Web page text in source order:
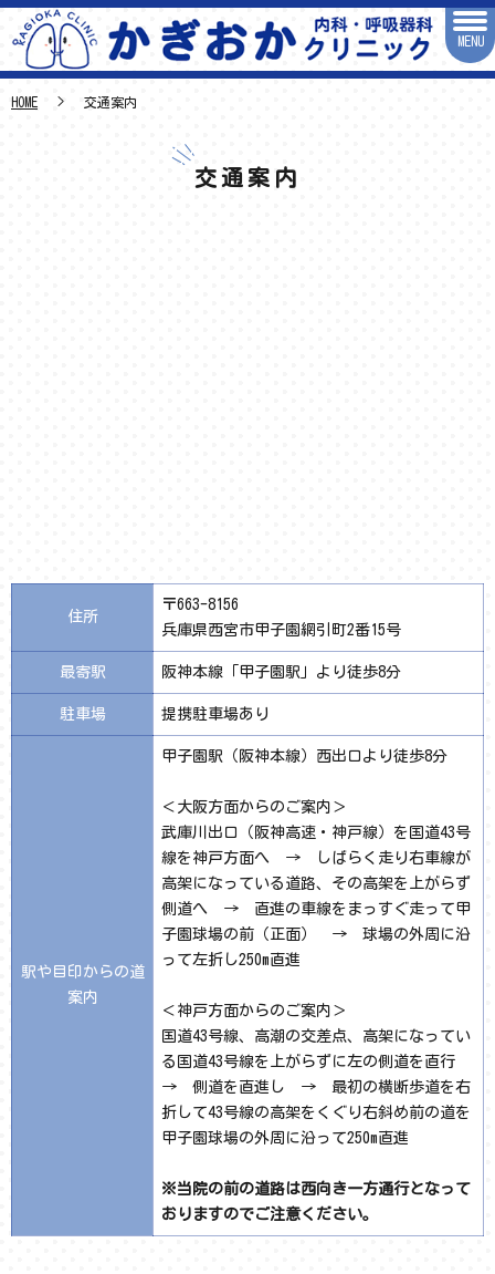
MENU
HOME 交通案内
交通案内
住所
〒663-8156
兵庫県西宮市甲子園網引町2番15号
最寄駅 阪神本線「甲子園駅」より徒歩8分
駐車場 提携駐車場あり
駅や目印からの道
案内
甲子園駅（阪神本線）西出口より徒歩8分
＜大阪方面からのご案内＞
武庫川出口（阪神高速・神戸線）を国道43号
線を神戸方面へ → しばらく走り右車線が
高架になっている道路、その高架を上がらず
側道へ → 直進の車線をまっすぐ走って甲
子園球場の前（正面） → 球場の外周に沿
って左折し250m直進
＜神戸方面からのご案内＞
国道43号線、高潮の交差点、高架になってい
る国道43号線を上がらずに左の側道を直行
→ 側道を直進し → 最初の横断歩道を右
折して43号線の高架をくぐり右斜め前の道を
甲子園球場の外周に沿って250m直進
※当院の前の道路は西向き一方通行となって
おりますのでご注意ください。